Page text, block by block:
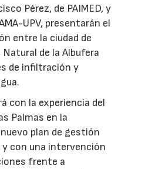
Pérez, de PAIMED, y
UPV, presentarán el
entre la ciudad de
Natural de la Albufera
de infiltración y
con la experiencia del
Palmas en la
plan de gestión
y con una intervención
frente a